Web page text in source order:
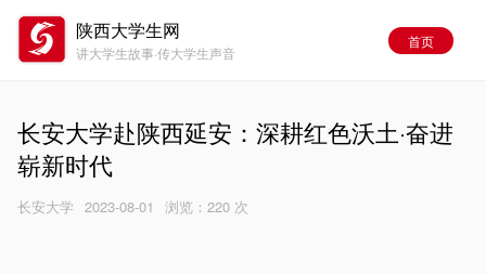
陕西大学生网
讲大学生故事·传大学生声音
首页
长安大学赴陕西延安：深耕红色沃土·奋进
崭新时代
长安大学 2023-08-01 浏览： 220 次